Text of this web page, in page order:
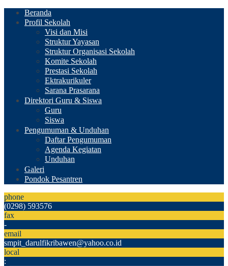
Beranda
Profil Sekolah
Visi dan Misi
Struktur Yayasan
Struktur Organisasi Sekolah
Komite Sekolah
Prestasi Sekolah
Ektrakurikuler
Sarana Prasarana
Direktori Guru & Siswa
Guru
Siswa
Pengumuman & Unduhan
Daftar Pengumuman
Agenda Kegiatan
Unduhan
Galeri
Pondok Pesantren
phone
(0298) 593576
fax
-
email
smpit_darulfikribawen@yahoo.co.id
local
: